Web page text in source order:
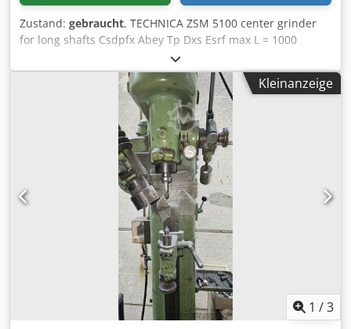
Zustand: gebraucht, TECHNICA ZSM 5100 center grinder
for long shafts Csdpfx Abey Tp Dxs Esrf max L = 1000
Centering bore diameter 3 - 60 mm, workpiece clamping
range 4 - 220 mm, workpiece length 50 - 1000 mm,
workpiece weight max. 120 kg, centering bore angle 60°,
grinding head adjustement max. 160 mm, grinding spindle
speed 10000 - 45000 rpm, dressing stroke of the grinding
disc dressing unit max. 40 mm Machine under power in
our warehouse Mimu Machine Tools Gussago BS Italy
Kleinanzeige
1 /3